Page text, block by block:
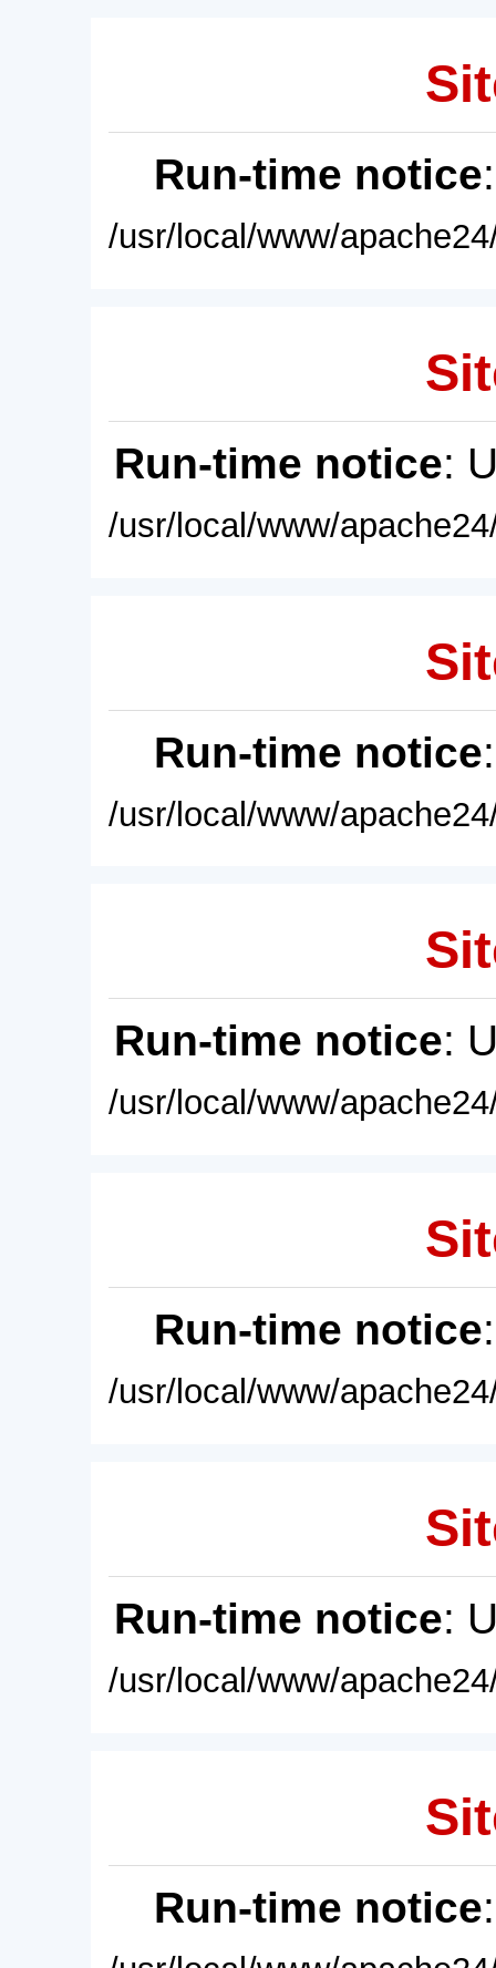
Run-time notice
/usr/local/www/
Run-time notice:
/usr/local/www/
Run-time notice
/usr/local/www/
Run-time notice:
/usr/local/www/
Run-time notice
/usr/local/www/
Run-time notice:
/usr/local/www/
Run-time notice